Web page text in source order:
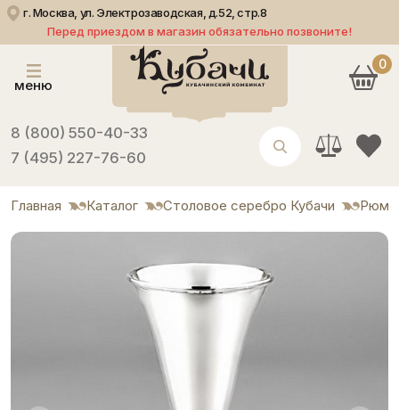
г. Москва, ул. Электрозаводская, д.52, стр.8
Перед приездом в магазин обязательно позвоните!
меню
8 (800) 550-40-33
7 (495) 227-76-60
0
Главная Каталог Столовое серебро Кубачи